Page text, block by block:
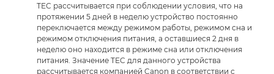
TEC рассчитывается при соблюдении условия, что на
протяжении 5 дней в неделю устройство постоянно
переключается между режимом работы, режимом сна и
режимом отключения питания, а оставшиеся 2 дня в
неделю оно находится в режиме сна или отключения
питания. Значение TEC для данного устройства
рассчитывается компанией Canon в соответствии с